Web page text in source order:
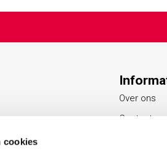
cookies
Over ons
Contact